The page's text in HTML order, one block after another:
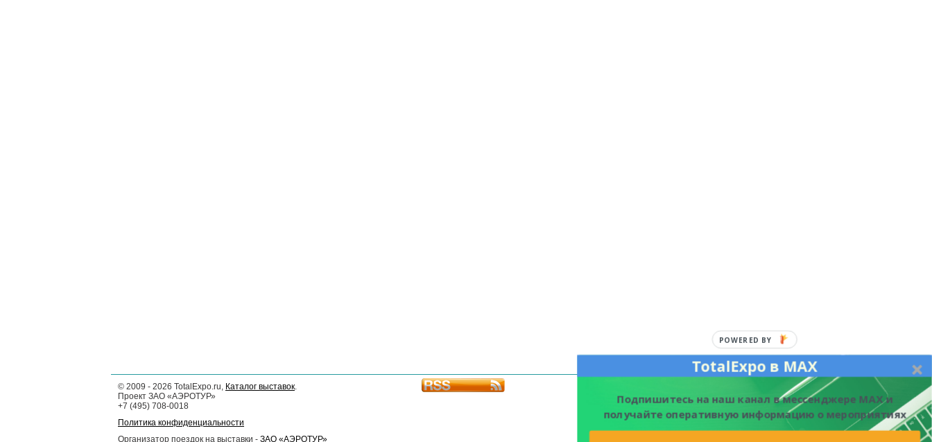
© 2009 - 2026 TotalExpo.ru, Каталог выставок.
Проект ЗАО «АЭРОТУР»
+7 (495) 708-0018
Политика конфиденциальности
Организатор поездок на выставки - ЗАО «АЭРОТУР»
TotalExpo в MAX
Подпишитесь на наш канал в мессенджере MAX и
получайте оперативную информацию о мероприятиях
POWERED BY